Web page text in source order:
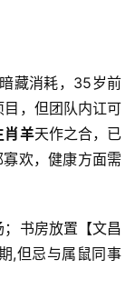
藏消耗，35岁前
，但团队内讧可
肖羊天作之合，已
欢，健康方面需
书房放置【文昌
,但忌与属鼠同事